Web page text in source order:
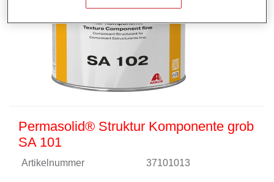
Permasolid® Struktur Komponente grob
SA 101
Artikelnummer 37101013